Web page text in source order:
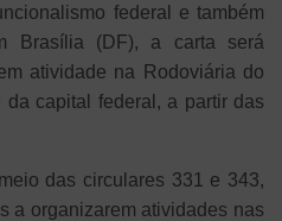
federal e também
Brasília (DF), a carta será
atividade na Rodoviária do
capital federal, a partir das
das circulares 331 e 343,
a organizarem atividades nas